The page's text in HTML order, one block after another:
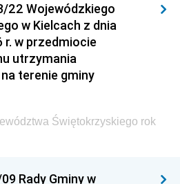
22 Wojewódzkiego
w Kielcach z dnia
r. w przedmiocie
utrzymania
terenie gminy
Świętokrzyskiego rok
Rady Gminy w